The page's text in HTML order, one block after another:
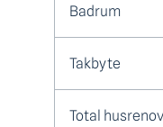
Badrum
Takbyte
Total